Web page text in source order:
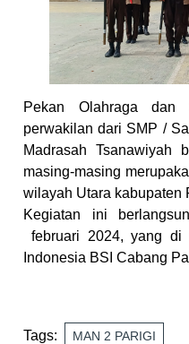
Pekan Olahraga
perwakilan dari SMP /
Madrasah Tsanawiyah
masing-masing
wilayah Utara kabupaten
Kegiatan ini
februari 2024, yang di
Indonesia BSI Cabang
Tags: MAN 2 PARIGI